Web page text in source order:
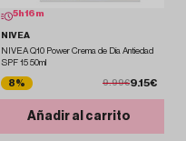
5 h16 m
NIVEA
NIVEA Q10 Power Crema de Día Antiedad
SPF 15 50ml
8% 9.99€9.15€
Añadir al carrito